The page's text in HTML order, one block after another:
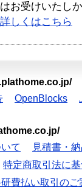
お受けいたし
しくはこちら
OpenBlocks
て
見積書・
特定商取引法に
費払い取引のご